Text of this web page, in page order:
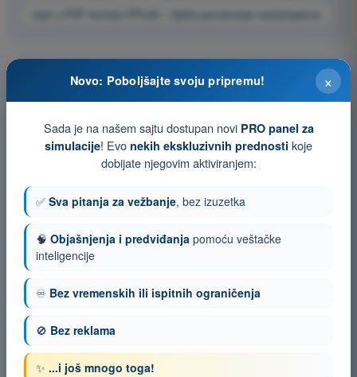
Ispit u PDF formatu PPL(A) - Opšte poznavanje vazduhoplova
×
Novo: Poboljšajte svoju pripremu!
Sada je na našem sajtu dostupan novi PRO panel za
simulacije! Evo nekih ekskluzivnih prednosti koje
dobijate njegovim aktiviranjem:
✅ Sva pitanja za vežbanje, bez izuzetka
🧠 Objašnjenja i predviđanja pomoću veštačke
inteligencije
♾️ Bez vremenskih ili ispitnih ograničenja
🚫 Bez reklama
✨ ...i još mnogo toga!